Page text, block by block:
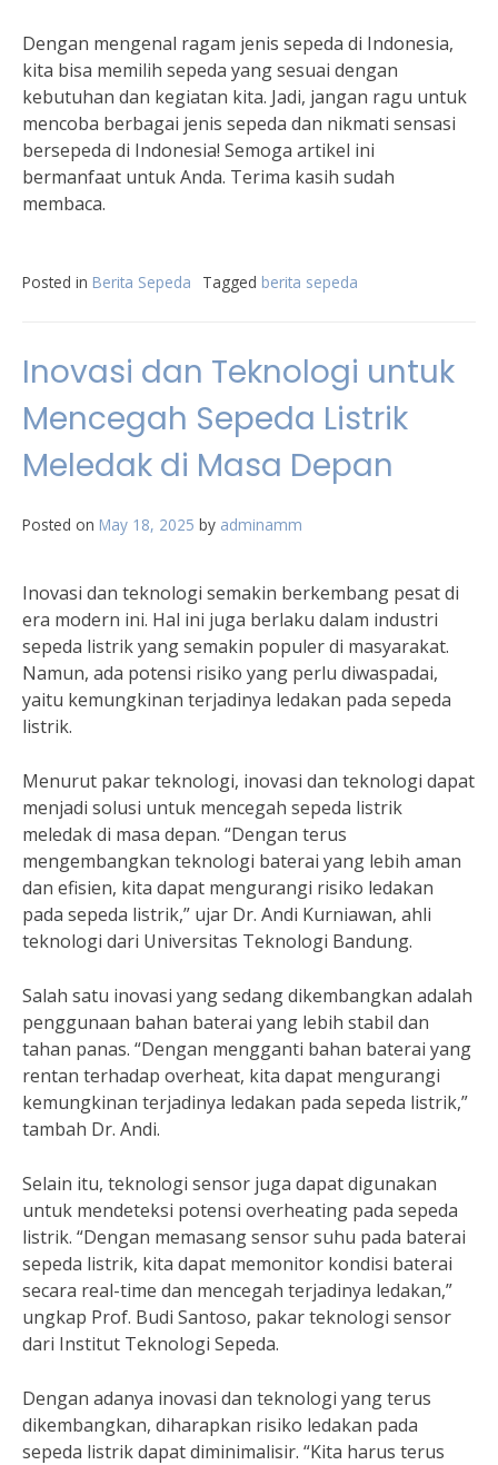
Dengan mengenal ragam jenis sepeda di Indonesia,
kita bisa memilih sepeda yang sesuai dengan
kebutuhan dan kegiatan kita. Jadi, jangan ragu untuk
mencoba berbagai jenis sepeda dan nikmati sensasi
bersepeda di Indonesia! Semoga artikel ini
bermanfaat untuk Anda. Terima kasih sudah
membaca.
Posted in Berita Sepeda Tagged berita sepeda
Inovasi dan Teknologi untuk
Mencegah Sepeda Listrik
Meledak di Masa Depan
Posted on May 18, 2025 by adminamm
Inovasi dan teknologi semakin berkembang pesat di
era modern ini. Hal ini juga berlaku dalam industri
sepeda listrik yang semakin populer di masyarakat.
Namun, ada potensi risiko yang perlu diwaspadai,
yaitu kemungkinan terjadinya ledakan pada sepeda
listrik.
Menurut pakar teknologi, inovasi dan teknologi dapat
menjadi solusi untuk mencegah sepeda listrik
meledak di masa depan. “Dengan terus
mengembangkan teknologi baterai yang lebih aman
dan efisien, kita dapat mengurangi risiko ledakan
pada sepeda listrik,” ujar Dr. Andi Kurniawan, ahli
teknologi dari Universitas Teknologi Bandung.
Salah satu inovasi yang sedang dikembangkan adalah
penggunaan bahan baterai yang lebih stabil dan
tahan panas. “Dengan mengganti bahan baterai yang
rentan terhadap overheat, kita dapat mengurangi
kemungkinan terjadinya ledakan pada sepeda listrik,”
tambah Dr. Andi.
Selain itu, teknologi sensor juga dapat digunakan
untuk mendeteksi potensi overheating pada sepeda
listrik. “Dengan memasang sensor suhu pada baterai
sepeda listrik, kita dapat memonitor kondisi baterai
secara real-time dan mencegah terjadinya ledakan,”
ungkap Prof. Budi Santoso, pakar teknologi sensor
dari Institut Teknologi Sepeda.
Dengan adanya inovasi dan teknologi yang terus
dikembangkan, diharapkan risiko ledakan pada
sepeda listrik dapat diminimalisir. “Kita harus terus